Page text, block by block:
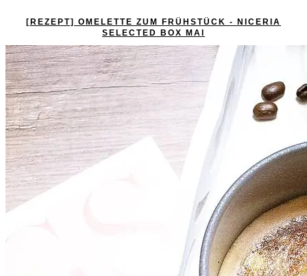
[REZEPT] OMELETTE ZUM FRÜHSTÜCK - NICERIA
SELECTED BOX MAI